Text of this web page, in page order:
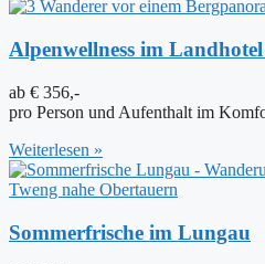
Alpenwellness im
ab € 356,-
pro Person und Aufenthalt im
Weiterlesen »
Sommerfrische im Lungau